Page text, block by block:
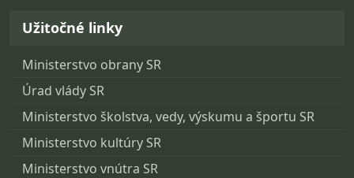
Užitočné linky
Ministerstvo obrany SR
Úrad vlády SR
Ministerstvo školstva, vedy, výskumu a športu SR
Ministerstvo kultúry SR
Ministerstvo vnútra SR